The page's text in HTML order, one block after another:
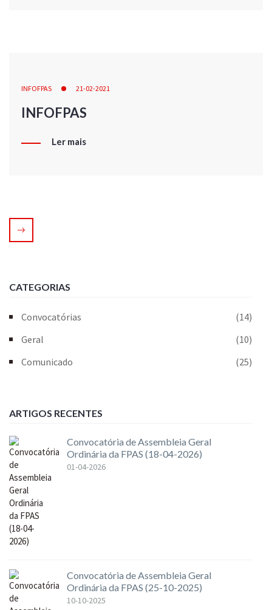
INFOFPAS 21-02-2021
INFOFPAS
Ler mais
CATEGORIAS
Convocatórias
(14)
Geral
(10)
Comunicado
(25)
ARTIGOS RECENTES
Convocatória de Assembleia Geral
Ordinária da FPAS (18-04-2026)
01-04-2026
Convocatória de Assembleia Geral
Ordinária da FPAS (25-10-2025)
10-10-2025